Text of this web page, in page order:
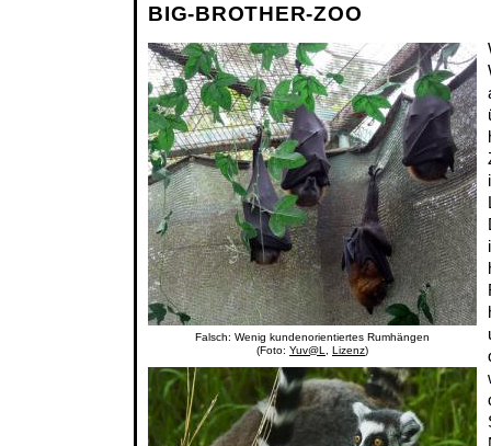
BIG-BROTHER-ZOO
Falsch: Wenig kundenorientiertes Rumhängen
(Foto: Yuv@L Lizenz)